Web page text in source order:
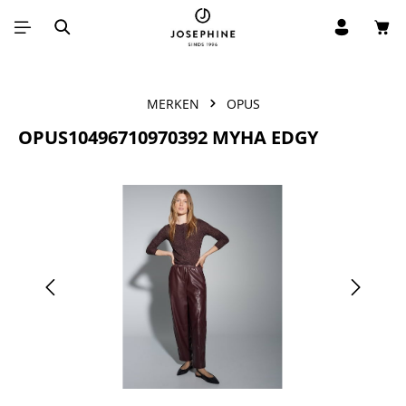
Ga naar de hoofdinhoud
MERKEN OPUS
OPUS10496710970392 MYHA EDGY
Afbeeldingengalerij overslaan